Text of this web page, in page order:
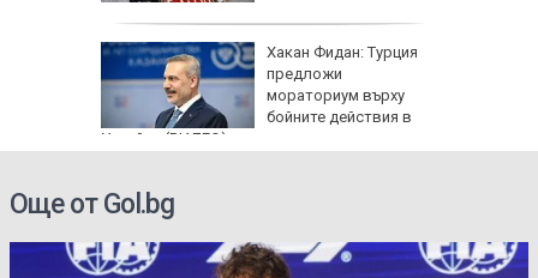
Хакан Фидан: Турция
предложи
мораториум върху
бойните действия в
Украйна (ВИДЕО)
Още от Gol.bg